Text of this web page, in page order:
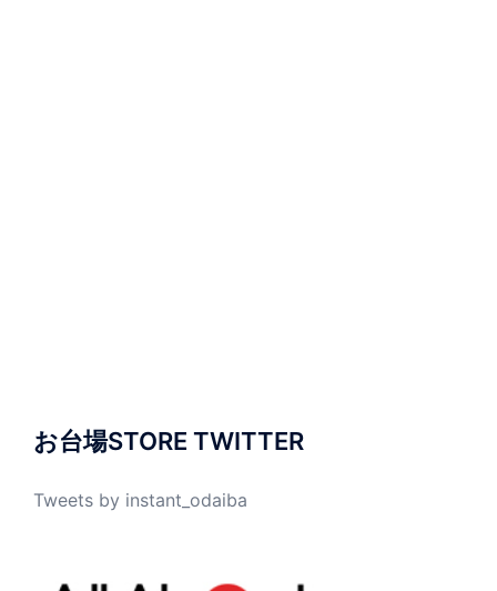
お台場STORE TWITTER
Tweets by instant_odaiba